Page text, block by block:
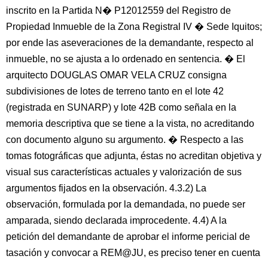
inscrito en la Partida N� P12012559 del Registro de
Propiedad Inmueble de la Zona Registral IV � Sede Iquitos;
por ende las aseveraciones de la demandante, respecto al
inmueble, no se ajusta a lo ordenado en sentencia. � El
arquitecto DOUGLAS OMAR VELA CRUZ consigna
subdivisiones de lotes de terreno tanto en el lote 42
(registrada en SUNARP) y lote 42B como señala en la
memoria descriptiva que se tiene a la vista, no acreditando
con documento alguno su argumento. � Respecto a las
tomas fotográficas que adjunta, éstas no acreditan objetiva y
visual sus características actuales y valorización de sus
argumentos fijados en la observación. 4.3.2) La
observación, formulada por la demandada, no puede ser
amparada, siendo declarada improcedente. 4.4) A la
petición del demandante de aprobar el informe pericial de
tasación y convocar a REM@JU, es preciso tener en cuenta